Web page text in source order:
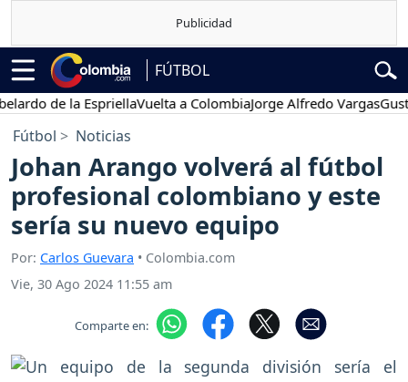
FÚTBOL
de la EspriellaVuelta a ColombiaJorge Alfredo VargasGustavo
Fútbol Noticias
Johan Arango volverá al fútbol
profesional colombiano y este
sería su nuevo equipo
Por: Carlos Guevara • Colombia.com
Vie, 30 Ago 2024 11:55 am
Comparte en: